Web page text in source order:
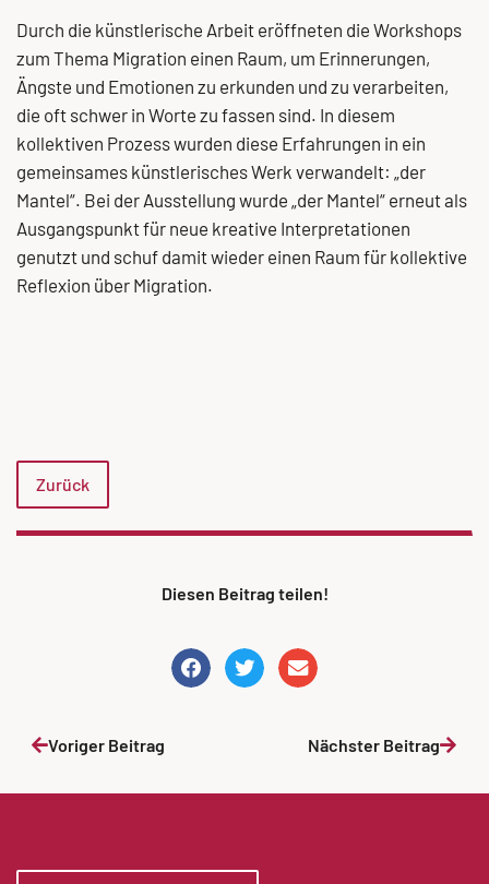
Durch die künstlerische Arbeit eröffneten die Workshops
zum Thema Migration einen Raum, um Erinnerungen,
Ängste und Emotionen zu erkunden und zu verarbeiten,
die oft schwer in Worte zu fassen sind. In diesem
kollektiven Prozess wurden diese Erfahrungen in ein
gemeinsames künstlerisches Werk verwandelt: „der
Mantel“. Bei der Ausstellung wurde „der Mantel“ erneut als
Ausgangspunkt für neue kreative Interpretationen
genutzt und schuf damit wieder einen Raum für kollektive
Reflexion über Migration.
Zurück
Diesen Beitrag teilen!
Voriger Beitrag Nächster Beitrag